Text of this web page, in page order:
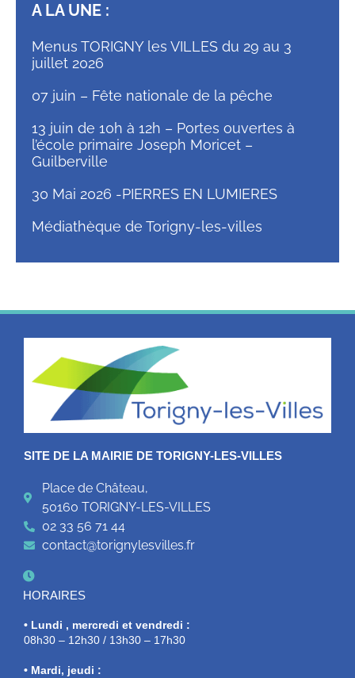
A LA UNE :
Menus TORIGNY les VILLES du 29 au 3
juillet 2026
07 juin – Fête nationale de la pêche
13 juin de 10h à 12h – Portes ouvertes à
l’école primaire Joseph Moricet –
Guilberville
30 Mai 2026 -PIERRES EN LUMIERES
Médiathèque de Torigny-les-villes
SITE DE LA MAIRIE DE TORIGNY-LES-VILLES
Place de Château,
50160 TORIGNY-LES-VILLES
02 33 56 71 44
contact@torignylesvilles.fr
HORAIRES
• Lundi , mercredi et vendredi :
08h30 – 12h30 / 13h30 – 17h30
• Mardi, jeudi :